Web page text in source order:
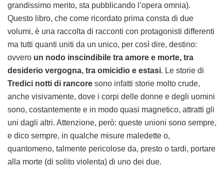
grandissimo merito, sta pubblicando l’opera omnia).
Questo libro, che come ricordato prima consta di due
volumi, è una raccolta di racconti con protagonisti differenti
ma tutti quanti uniti da un unico, per così dire, destino:
ovvero un nodo inscindibile tra amore e morte, tra
desiderio vergogna, tra omicidio e estasi. Le storie di
Tredici notti di rancore sono infatti storie molto crude,
anche visivamente, dove i corpi delle donne e degli uomini
sono, costantemente e in modo quasi magnetico, attratti gli
uni dagli altri. Attenzione, però: queste unioni sono sempre,
e dico sempre, in qualche misure maledette o,
quantomeno, talmente pericolose da, presto o tardi, portare
alla morte (di solito violenta) di uno dei due.